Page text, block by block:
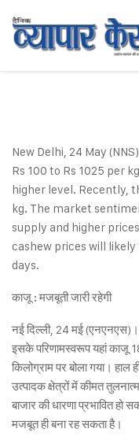
New Delhi, 24 May
Rs 100 to Rs 1025 per
higher level. Recently,
kg. The market
supply and higher
cashew prices will
days.
काजू : मजबूती जारी रहेगी
नई दिल्ली, 24 मई (एनएनएस)।
इसके परिणामस्वरूप यहां काजू
किलोग्राम पर बोला गया।
उत्पादक क्षेत्रों में कीमत
बाजार की धारणा प्रभावित हो
मजबूत ही बना रह सकता है।